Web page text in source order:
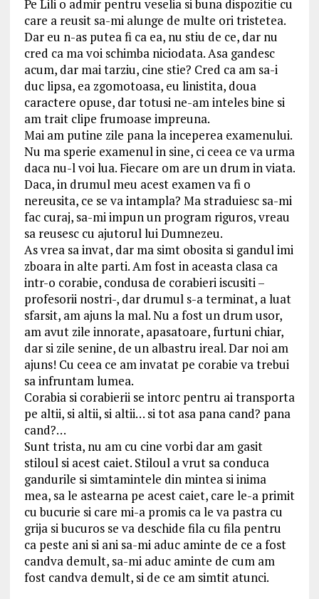
Pe Lili o admir pentru veselia si buna dispozitie cu
care a reusit sa-mi alunge de multe ori tristetea.
Dar eu n-as putea fi ca ea, nu stiu de ce, dar nu
cred ca ma voi schimba niciodata. Asa gandesc
acum, dar mai tarziu, cine stie? Cred ca am sa-i
duc lipsa, ea zgomotoasa, eu linistita, doua
caractere opuse, dar totusi ne-am inteles bine si
am trait clipe frumoase impreuna.
Mai am putine zile pana la inceperea examenului.
Nu ma sperie examenul in sine, ci ceea ce va urma
daca nu-l voi lua. Fiecare om are un drum in viata.
Daca, in drumul meu acest examen va fi o
nereusita, ce se va intampla? Ma straduiesc sa-mi
fac curaj, sa-mi impun un program riguros, vreau
sa reusesc cu ajutorul lui Dumnezeu.
As vrea sa invat, dar ma simt obosita si gandul imi
zboara in alte parti. Am fost in aceasta clasa ca
intr-o corabie, condusa de corabieri iscusiti –
profesorii nostri-, dar drumul s-a terminat, a luat
sfarsit, am ajuns la mal. Nu a fost un drum usor,
am avut zile innorate, apasatoare, furtuni chiar,
dar si zile senine, de un albastru ireal. Dar noi am
ajuns! Cu ceea ce am invatat pe corabie va trebui
sa infruntam lumea.
Corabia si corabierii se intorc pentru ai transporta
pe altii, si altii, si altii… si tot asa pana cand? pana
cand?…
Sunt trista, nu am cu cine vorbi dar am gasit
stiloul si acest caiet. Stiloul a vrut sa conduca
gandurile si simtamintele din mintea si inima
mea, sa le astearna pe acest caiet, care le-a primit
cu bucurie si care mi-a promis ca le va pastra cu
grija si bucuros se va deschide fila cu fila pentru
ca peste ani si ani sa-mi aduc aminte de ce a fost
candva demult, sa-mi aduc aminte de cum am
fost candva demult, si de ce am simtit atunci.